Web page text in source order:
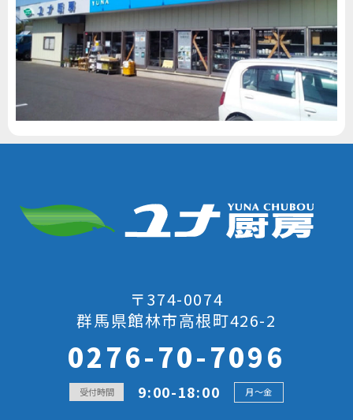
〒374-0074
群馬県館林市高根町426-2
0276-70-7096
受付時間 9:00-18:00 月～金